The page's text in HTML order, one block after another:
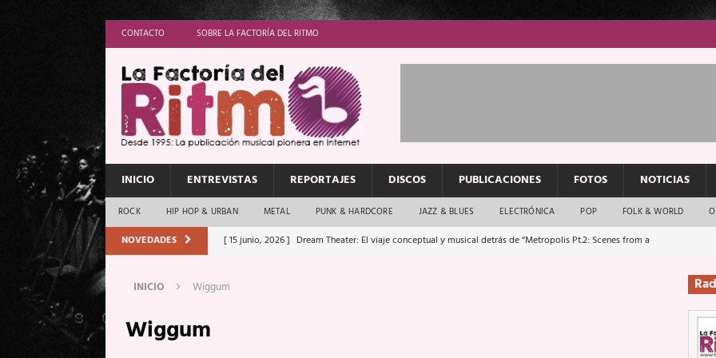
CONTACTO SOBRE LA FACTORÍA DEL RITMO
INICIO ENTREVISTAS REPORTAJES DISCOS PUBLICACIONES FOTOS NOTICIAS
ROCK HIP HOP & URBAN METAL PUNK & HARDCORE JAZZ & BLUES ELECTRÓNICA POP FOLK & WORLD
NOVEDADES [ 15 junio, 2026 ] Dream Theater: El viaje conceptual y musical detrás de “Metropolis Pt.2: Scenes from a
[ 11 junio, 2026 ]
INICIO Wiggum
Wiggum